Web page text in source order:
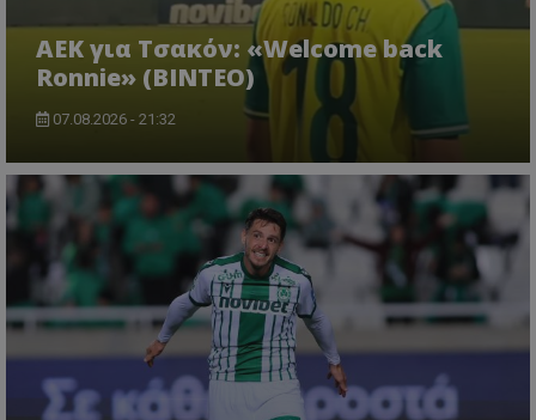
ΑΕΚ για Τσακόν: «Welcome back
Ronnie» (ΒΙΝΤΕΟ)
07.08.2026 - 21:32